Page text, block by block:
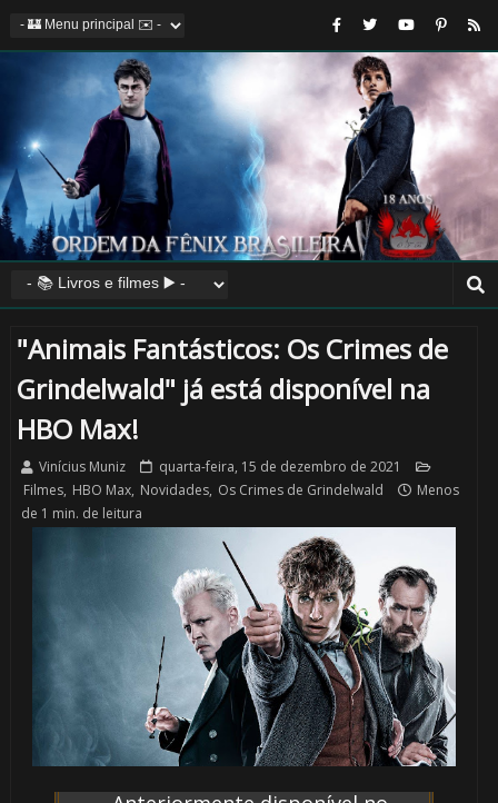
"Animais Fantásticos: Os Crimes de
Grindelwald" já está disponível na
HBO Max!
Vinícius Muniz
quarta-feira, 15 de dezembro de 2021
Filmes, HBO Max, Novidades, Os Crimes de Grindelwald
Menos
de 1 min. de leitura